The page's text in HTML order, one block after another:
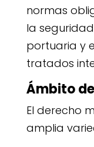
normas
la
portuaria y
tratados
Ámbito
El derecho
amplia